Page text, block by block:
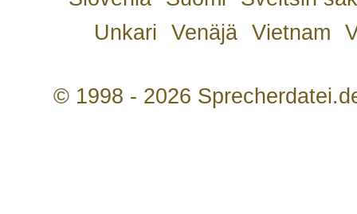
Unkari
Venäjä Vietnam
© 1998 - 2026